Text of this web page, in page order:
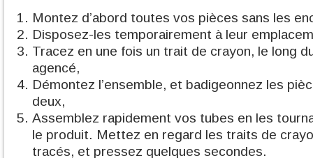
Montez d’abord toutes vos pièces sans les
Disposez-les temporairement à leur
Tracez en une fois un trait de crayon, le long
agencé,
Démontez l’ensemble, et badigeonnez les
deux,
Assemblez rapidement vos tubes en les
le produit. Mettez en regard les traits de
tracés, et pressez quelques secondes.